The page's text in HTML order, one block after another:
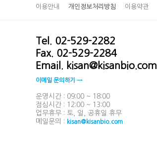
이용안내 개인정보처리방침 이용약관
Tel. 02-529-2282
Fax. 02-529-2284
Email. kisan@kisanbio.com
이메일 문의하기 →
운영시간 : 09:00 ~ 18:00
점심시간 : 12:00 ~ 13:00
업무휴무 : 토, 일, 공휴일 휴무
메일문의 : kisan@kisanbio.com